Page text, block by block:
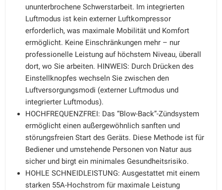
ununterbrochene Schwerstarbeit. Im integrierten
Luftmodus ist kein externer Luftkompressor
erforderlich, was maximale Mobilität und Komfort
ermöglicht. Keine Einschränkungen mehr – nur
professionelle Leistung auf höchstem Niveau, überall
dort, wo Sie arbeiten. HINWEIS: Durch Drücken des
Einstellknopfes wechseln Sie zwischen den
Luftversorgungsmodi (externer Luftmodus und
integrierter Luftmodus).
HOCHFREQUENZFREI: Das “Blow-Back”-Zündsystem
ermöglicht einen außergewöhnlich sanften und
störungsfreien Start des Geräts. Diese Methode ist für
Bediener und umstehende Personen von Natur aus
sicher und birgt ein minimales Gesundheitsrisiko.
HOHLE SCHNEIDLEISTUNG: Ausgestattet mit einem
starken 55A-Hochstrom für maximale Leistung